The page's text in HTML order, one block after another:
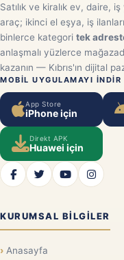
Satılık ve kiralık ev, daire,
araç; ikinci el eşya, iş
binlerce kategori tek
anlaşmalı yüzlerce
kazanın — Kıbrıs'ın dijital
MOBIL UYGULAMAYI INDIR
App Store
iPhone için
Direkt APK
Huawei için
KURUMSAL BILGILER
Anasayfa